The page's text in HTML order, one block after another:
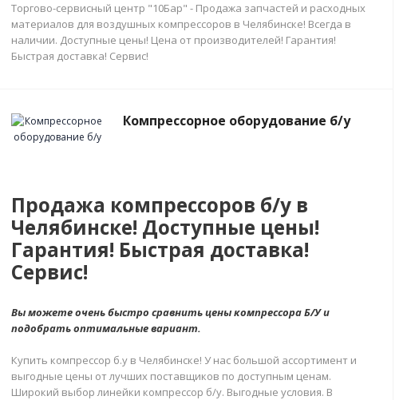
Торгово-сервисный центр "10Бар" - Продажа запчастей и расходных
материалов для воздушных компрессоров в Челябинске! Всегда в
наличии. Доступные цены! Цена от производителей! Гарантия!
Быстрая доставка! Сервис!
Компрессорное оборудование б/у
Продажа компрессоров б/у в
Челябинске! Доступные цены!
Гарантия! Быстрая доставка!
Сервис!
Вы можете очень быстро сравнить цены компрессора Б/У и
подобрать оптимальные вариант.
Купить компрессор б.у в Челябинске! У нас большой ассортимент и
выгодные цены от лучших поставщиков по доступным ценам.
Широкий выбор линейки компрессор б/у. Выгодные условия. В